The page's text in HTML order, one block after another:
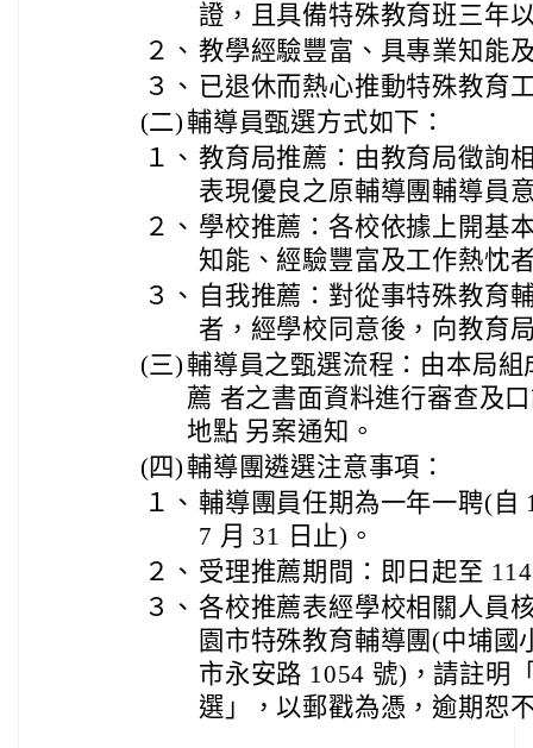
證，且具備特殊教育班三年
２、 教學經驗豐富、具專業知能
３、 已退休而熱心推動特殊教育
(二)輔導員甄選方式如下：
１、 教育局推薦：由教育局徵詢
表現優良之原輔導團輔導員
２、 學校推薦：各校依據上開基
知能、經驗豐富及工作熱忱
３、 自我推薦：對從事特殊教育
者，經學校同意後，向教育
(三)輔導員之甄選流程：由本局
薦 者之書面資料進行審查及
地點 另案通知。
(四)輔導團遴選注意事項：
１、 輔導團員任期為一年一聘(自
7 月 31 日止)。
２、 受理推薦期間：即日起至
３、 各校推薦表經學校相關人員
園市特殊教育輔導團(中埔國
市永安路 1054 號)，請註明
選」，以郵戳為憑，逾期恕